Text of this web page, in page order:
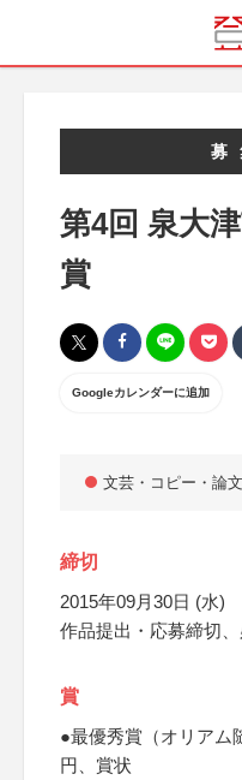
募
第4回 泉大
賞
Googleカレンダーに追加
文芸・コピー・論文
締切
2015年09月30日 (水)
作品提出・応募締切
賞
●最優秀賞（オリア
円、賞状